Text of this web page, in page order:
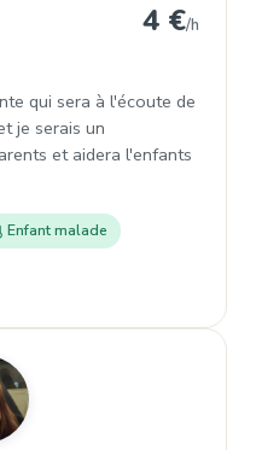
4 €/h
qui sera à l'écoute de
je serais un
et aidera l'enfants
Enfant malade